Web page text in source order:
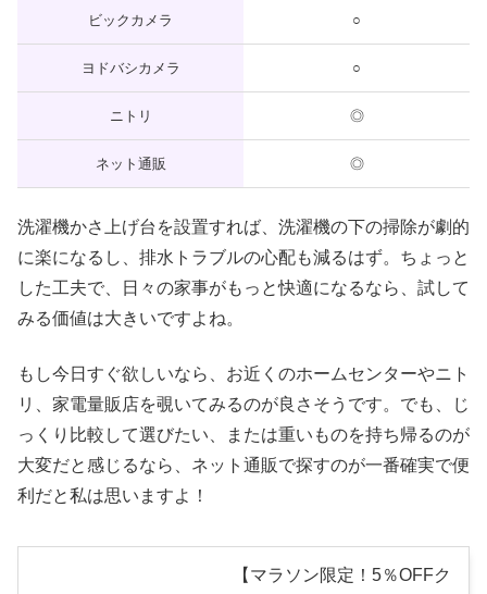
ビックカメラ ○
ヨドバシカメラ ○
ニトリ ◎
ネット通販 ◎
洗濯機かさ上げ台を設置すれば、洗濯機の下の掃除が劇的
に楽になるし、排水トラブルの心配も減るはず。ちょっと
した工夫で、日々の家事がもっと快適になるなら、試して
みる価値は大きいですよね。
もし今日すぐ欲しいなら、お近くのホームセンターやニト
リ、家電量販店を覗いてみるのが良さそうです。でも、じ
っくり比較して選びたい、または重いものを持ち帰るのが
大変だと感じるなら、ネット通販で探すのが一番確実で便
利だと私は思いますよ！
【マラソン限定！5％OFFク